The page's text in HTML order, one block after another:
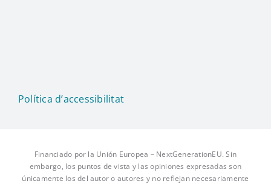
Política d’accessibilitat
Financiado por la Unión Europea – NextGenerationEU. Sin
embargo, los puntos de vista y las opiniones expresadas son
únicamente los del autor o autores y no reflejan necesariamente